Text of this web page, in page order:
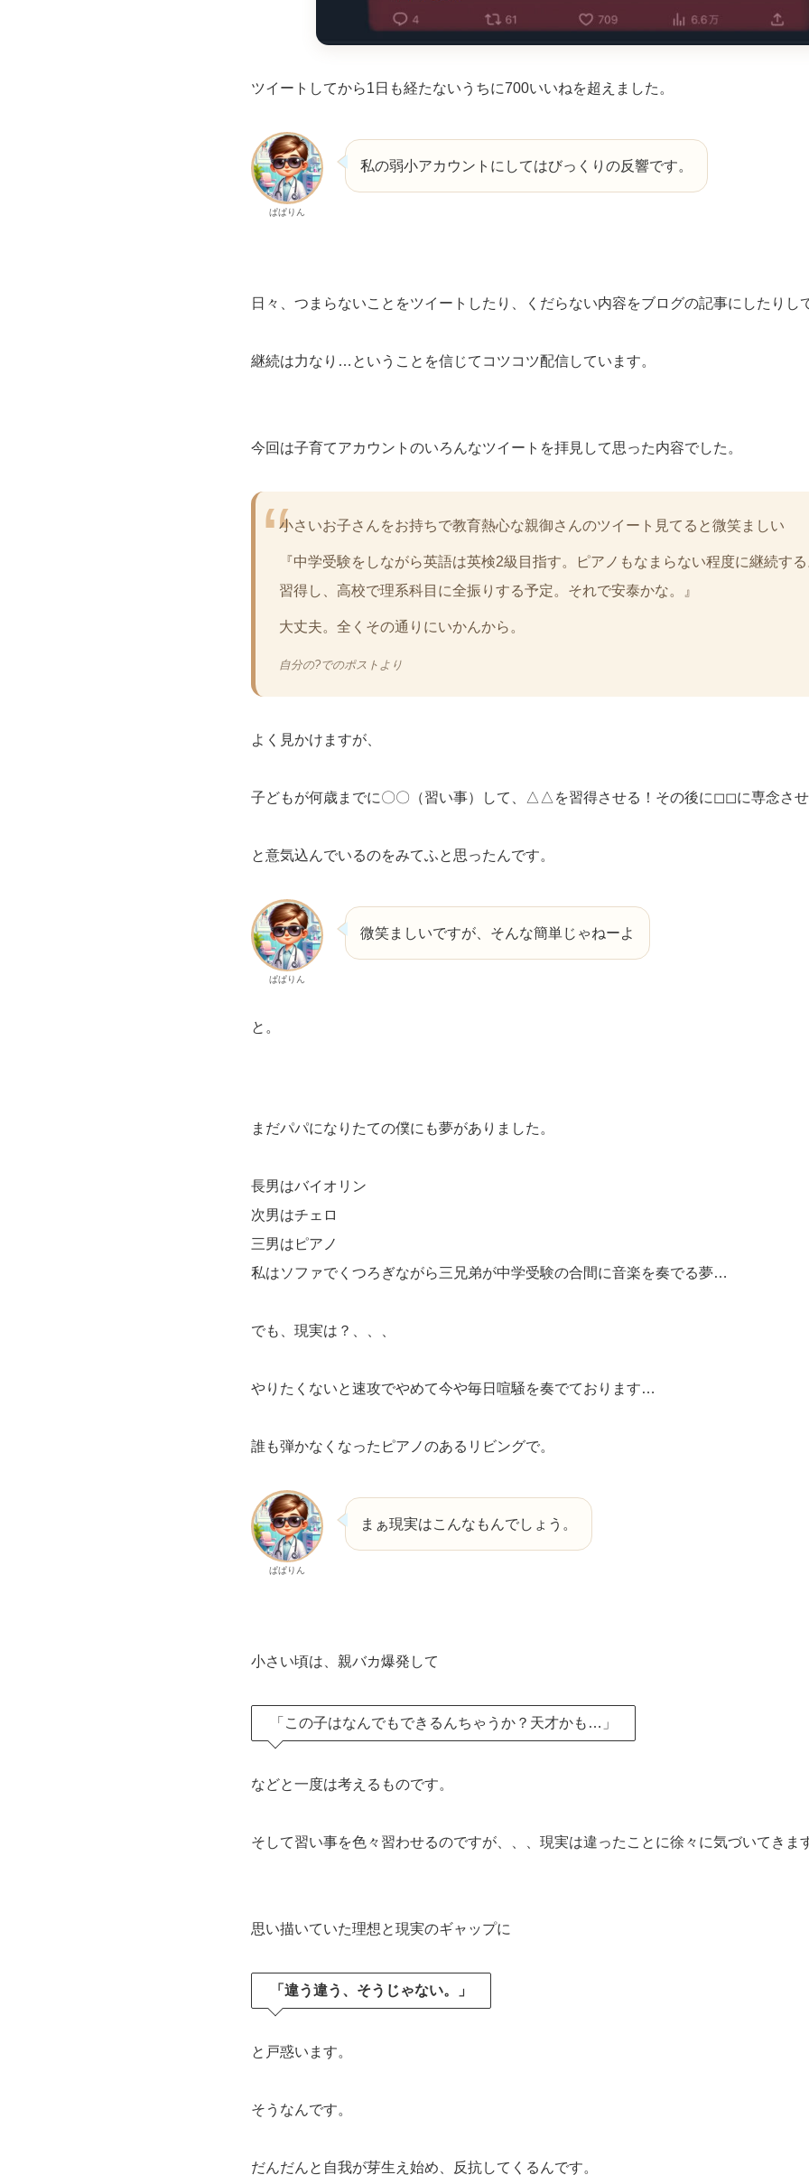
ツイートしてから1日も経たないうちに700いいねを超えました。
ぱぱりん
私の弱小アカウントにしてはびっくりの反響です。
日々、つまらないことをツイートしたり、くだらない内容をブログの記事にしたりし
継続は力なり…ということを信じてコツコツ配信しています。
今回は子育てアカウントのいろんなツイートを拝見して思った内容でした。
小さいお子さんをお持ちで教育熱心な親御さんのツイート見てると微笑ましい
『中学受験をしながら英語は英検2級目指す。ピアノもなまらない程度に継続す
習得し、高校で理系科目に全振りする予定。それで安泰かな。』
大丈夫。全くその通りにいかんから。
自分の?でのポストより
よく見かけますが、
子どもが何歳までに〇〇（習い事）して、△△を習得させる！その後に◻︎◻︎に専念させ
と意気込んでいるのをみてふと思ったんです。
ぱぱりん
微笑ましいですが、そんな簡単じゃねーよ
と。
まだパパになりたての僕にも夢がありました。
長男はバイオリン
次男はチェロ
三男はピアノ
私はソファでくつろぎながら三兄弟が中学受験の合間に音楽を奏でる夢…
でも、現実は？、、、
やりたくないと速攻でやめて今や毎日喧騒を奏でております…
誰も弾かなくなったピアノのあるリビングで。
ぱぱりん
まぁ現実はこんなもんでしょう。
小さい頃は、親バカ爆発して
「この子はなんでもできるんちゃうか？天才かも…」
などと一度は考えるものです。
そして習い事を色々習わせるのですが、、、現実は違ったことに徐々に気づいてきま
思い描いていた理想と現実のギャップに
「違う違う、そうじゃない。」
と戸惑います。
そうなんです。
だんだんと自我が芽生え始め、反抗してくるんです。